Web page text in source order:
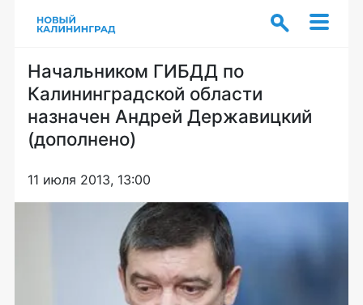
Начальником ГИБДД по
Калининградской области
назначен Андрей Державицкий
(дополнено)
11 июля 2013, 13:00